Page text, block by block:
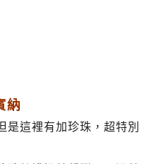
納
是這裡有加珍珠，超特別